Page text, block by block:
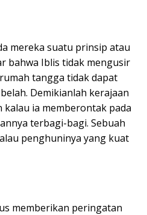
mereka suatu prinsip atau
bahwa Iblis tidak mengusir
tangga tidak dapat
Demikianlah kerajaan
ia memberontak pada
terbagi-bagi. Sebuah
penghuninya yang kuat
memberikan peringatan